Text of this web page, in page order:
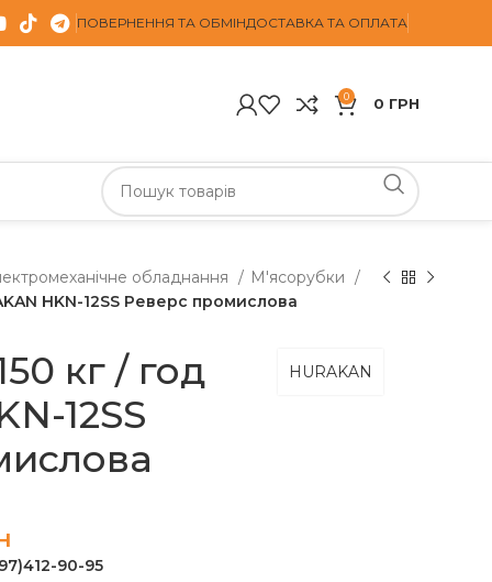
ПОВЕРНЕННЯ ТА ОБМІНДОСТАВКА ТА ОПЛАТА
0 0 ГРН
обладнання
М'ясорубки
HKN-12SS Реверс промислова
кг / год
12SS
HURAKAN
90-95